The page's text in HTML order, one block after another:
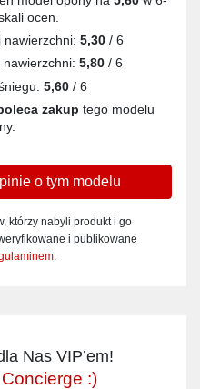
ocen.
5,30/ 6
5,80/ 6
5,60/ 6
zakup tego modelu
o tym modelu
którzy nabyli produkt i go
i publikowane
.
Nas VIP’em!
:)